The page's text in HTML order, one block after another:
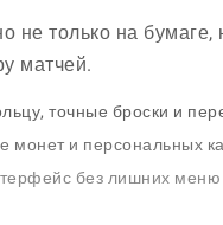
не только на
матчей.
точные броски и
монет и персональных
без лишних меню